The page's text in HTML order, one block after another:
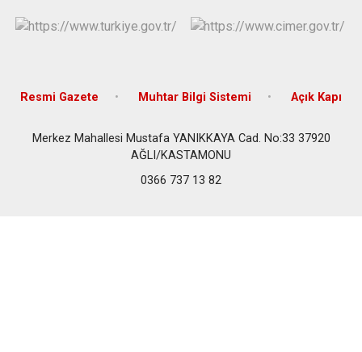
Resmi Gazete Muhtar Bilgi Sistemi Açık Kapı
Merkez Mahallesi Mustafa YANIKKAYA Cad. No:33 37920
AĞLI/KASTAMONU
0366 737 13 82